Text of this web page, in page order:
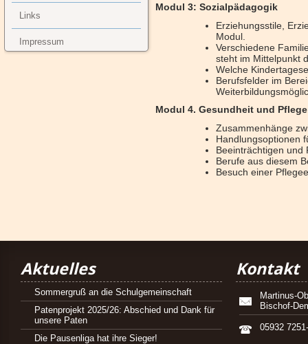
Links
Impressum
Modul 3: Sozialpädagogik
Erziehungsstile,
Modul.
Verschiedene
steht im Mittelpunkt
Welche
Berufsfelder im
Modul 4. Gesundheit und Pflege
Zusammenhänge
Handlungsoptionen
Beeinträchtigen und
Berufe aus diesem
Besuch einer
Aktuelles
Sommergruß an die Schulgemeinschaft
Patenprojekt 2025/26: Abschied und Dank für
unsere Paten
Die Pausenliga hat ihre Sieger!
Kontakt
Martinus-
Bischof-
05932